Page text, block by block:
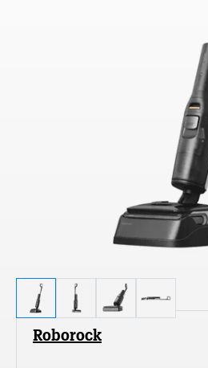
Roborock